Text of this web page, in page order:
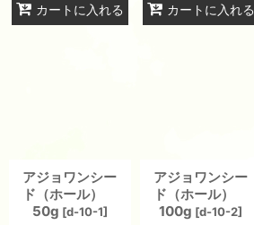
カートに入れる カートに入れる
アジョワンシー
ド（ホール）
50g [d-10-1]
アジョワンシー
ド（ホール）
100g [d-10-2]